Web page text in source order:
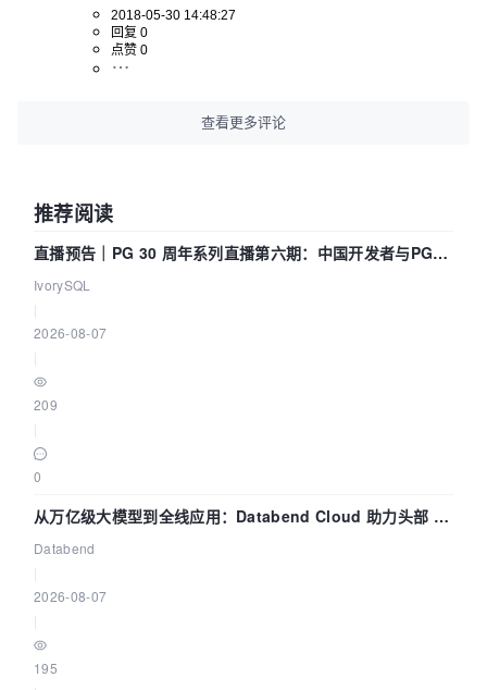
2018-05-30 14:48:27
回复 0
点赞 0
查看更多评论
推荐阅读
直播预告｜PG 30 周年系列直播第六期：中国开发者与PG内
核——我们改得动吗？我们贡献了什么？
IvorySQL
2026-08-07
209
0
从万亿级大模型到全线应用：Databend Cloud 助力头部 AI
企业构建全链路 Trace 数据管道
Databend
2026-08-07
195